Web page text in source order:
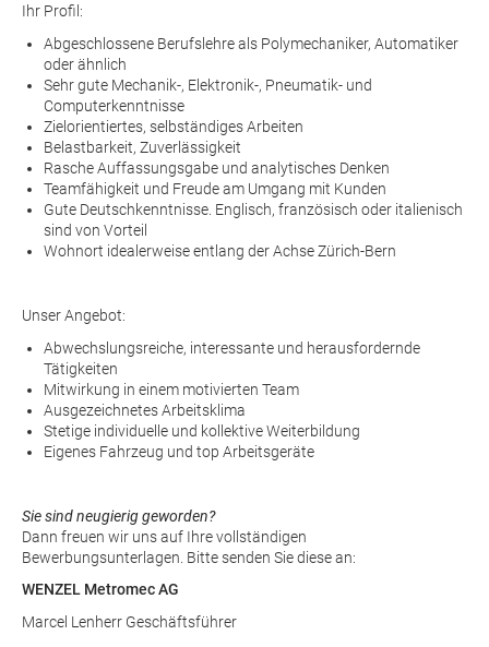
Ihr Profil:
Abgeschlossene Berufslehre als Polymechaniker, Automatiker
oder ähnlich
Sehr gute Mechanik-, Elektronik-, Pneumatik- und
Computerkenntnisse
Zielorientiertes, selbständiges Arbeiten
Belastbarkeit, Zuverlässigkeit
Rasche Auffassungsgabe und analytisches Denken
Teamfähigkeit und Freude am Umgang mit Kunden
Gute Deutschkenntnisse. Englisch, französisch oder italienisch
sind von Vorteil
Wohnort idealerweise entlang der Achse Zürich-Bern
Unser Angebot:
Abwechslungsreiche, interessante und herausfordernde
Tätigkeiten
Mitwirkung in einem motivierten Team
Ausgezeichnetes Arbeitsklima
Stetige individuelle und kollektive Weiterbildung
Eigenes Fahrzeug und top Arbeitsgeräte
Sie sind neugierig geworden?
Dann freuen wir uns auf Ihre vollständigen
Bewerbungsunterlagen. Bitte senden Sie diese an:
WENZEL Metromec AG
Marcel Lenherr Geschäftsführer